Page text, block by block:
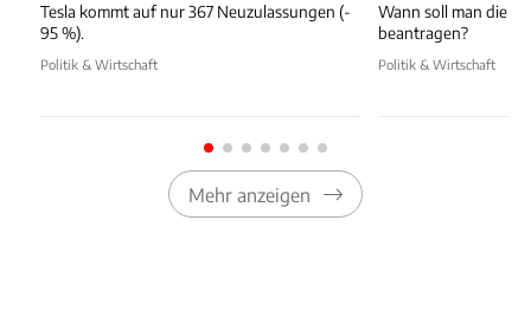
Tesla kommt auf nur 367 Neuzulassungen (-
95 %).
Politik & Wirtschaft
Wann soll man die
beantragen?
Politik & Wirtschaft
Mehr anzeigen